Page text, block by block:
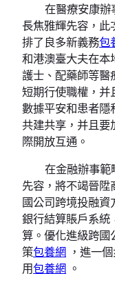
在醫療安康辦
長焦雅輝先容，此
排了良多新義務包
和港澳臺大夫在本
護士、配藥師等醫
短期行使職權，并
數據平安和患者隱
共建共享，并且要
際開放互通。
在金融辦事範
先容，將不竭晉
國公司跨境投融
銀行結算賬戶系統
算。優化進級跨國
策包養網 ，進一
用包養網 。